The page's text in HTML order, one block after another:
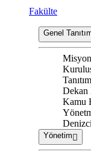
Fakülte
Genel
Dekan
Kamu
Yönetim